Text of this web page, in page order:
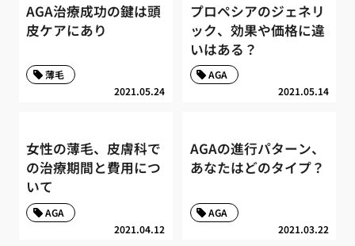
AGA治療成功の鍵は頭
皮ケアにあり
2021.05.24
薄毛
プロペシアのジェネリ
ック、効果や価格に違
いはある？
2021.05.14
AGA
女性の薄毛、皮膚科で
の治療期間と費用につ
いて
2021.04.12
AGA
AGAの進行パターン、
あなたはどのタイプ？
2021.03.22
AGA